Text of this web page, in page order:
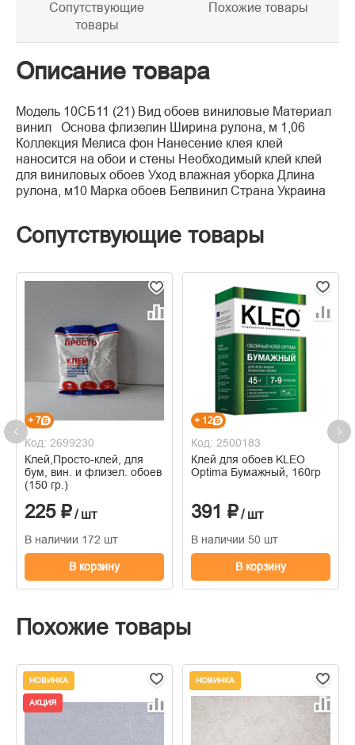
Сопутствующие
товары
Похожие товары
Описание товара
Модель 10СБ11 (21) Вид обоев виниловые Материал
винил Основа флизелин Ширина рулона, м 1,06
Коллекция Мелиса фон Нанесение клея клей
наносится на обои и стены Необходимый клей клей
для виниловых обоев Уход влажная уборка Длина
рулона, м10 Марка обоев Белвинил Страна Украина
Сопутствующие товары
+ 7
Код: 2699230
Клей,Просто-клей, для
бум, вин. и флизел. обоев
(150 гр.)
225 ₽/ шт
В наличии 172 шт
В корзину
+ 12
Код: 2500183
Клей для обоев KLEO
Optima Бумажный, 160гр
391 ₽/ шт
В наличии 50 шт
В корзину
Похожие товары
НОВИНКА
АКЦИЯ
НОВИНКА